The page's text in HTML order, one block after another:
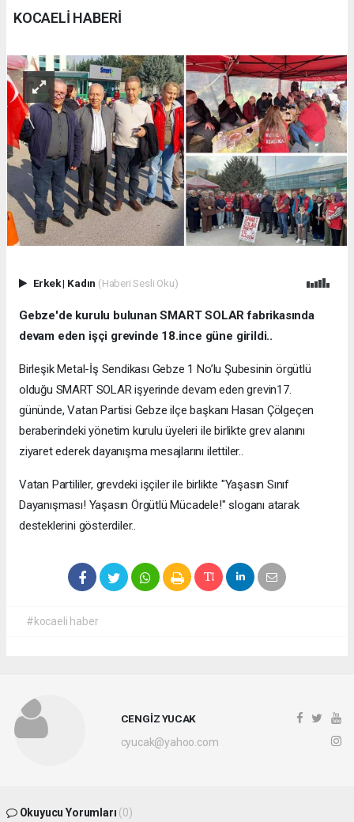
KOCAELİ HABERİ
Erkek| Kadın (Haberi Sesli Oku)
Gebze'de kurulu bulunan SMART SOLAR fabrikasında
devam eden işçi grevinde 18.ince güne girildi..
Birleşik Metal-İş Sendikası Gebze 1 No’lu Şubesinin örgütlü
olduğu SMART SOLAR işyerinde devam eden grevin17.
gününde, Vatan Partisi Gebze ilçe başkanı Hasan Çölgeçen
beraberindeki yönetim kurulu üyeleri ile birlikte grev alanını
ziyaret ederek dayanışma mesajlarını ilettiler..
Vatan Partililer, grevdeki işçiler ile birlikte "Yaşasın Sınıf
Dayanışması! Yaşasın Örgütlü Mücadele!" sloganı atarak
desteklerini gösterdiler..
#kocaeli haber
CENGİZ YUCAK
cyucak@yahoo.com
Okuyucu Yorumları (0)